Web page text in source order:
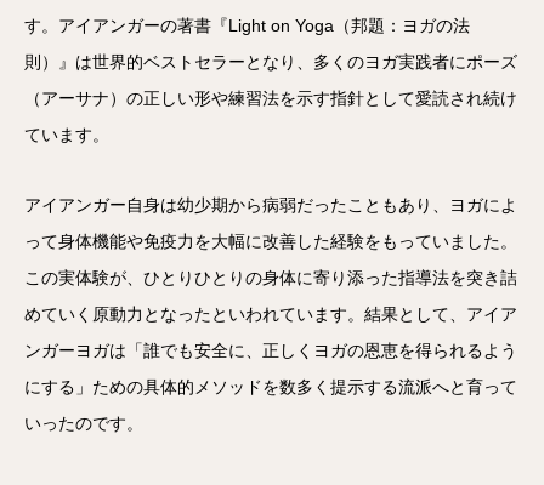
す。アイアンガーの著書『Light on Yoga（邦題：ヨガの法
則）』は世界的ベストセラーとなり、多くのヨガ実践者にポーズ
（アーサナ）の正しい形や練習法を示す指針として愛読され続け
ています。
アイアンガー自身は幼少期から病弱だったこともあり、ヨガによ
って身体機能や免疫力を大幅に改善した経験をもっていました。
この実体験が、ひとりひとりの身体に寄り添った指導法を突き詰
めていく原動力となったといわれています。結果として、アイア
ンガーヨガは「誰でも安全に、正しくヨガの恩恵を得られるよう
にする」ための具体的メソッドを数多く提示する流派へと育って
いったのです。